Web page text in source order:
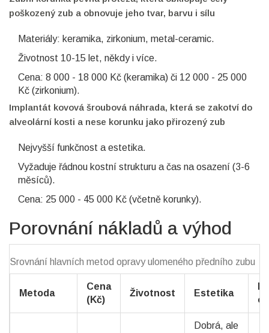
poškozený zub a obnovuje jeho tvar, barvu i sílu
Materiály: keramika, zirkonium, metal-ceramic.
Životnost 10-15 let, někdy i více.
Cena: 8 000 - 18 000 Kč (keramika) či 12 000 - 25 000
Kč (zirkonium).
Implantát kovová šroubová náhrada, která se zakotví do
alveolární kosti a nese korunku jako přirozený zub
Nejvyšší funkčnost a estetika.
Vyžaduje řádnou kostní strukturu a čas na osazení (3-6
měsíců).
Cena: 25 000 - 45 000 Kč (včetně korunky).
Porovnání nákladů a výhod
Srovnání hlavních metod opravy ulomeného předního zubu
Metoda
Cena
(Kč)
Životnost Estetika
Dobrá, ale